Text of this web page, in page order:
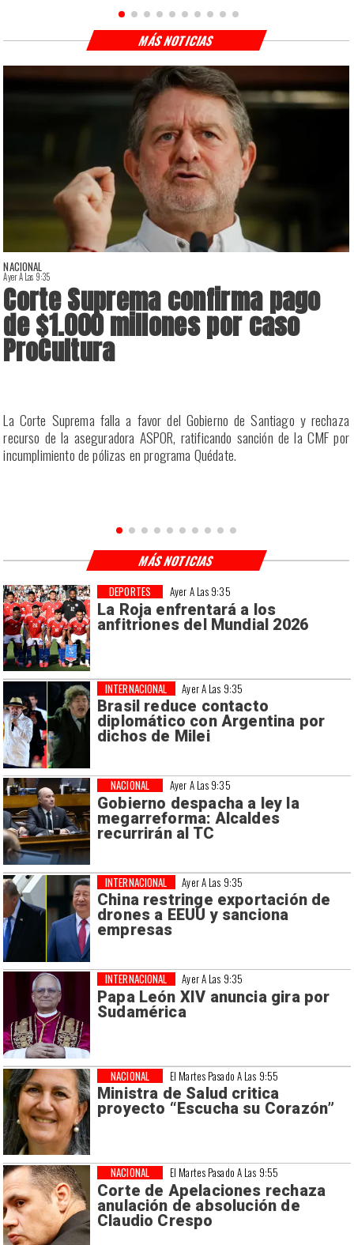
NACIONAL
Ayer A Las 9:35
Corte Suprema confirma pago
de $1.000 millones por caso
ProCultura
La Corte Suprema falla a favor del Gobierno de Santiago y rechaza
recurso de la aseguradora ASPOR, ratificando sanción de la CMF por
incumplimiento de pólizas en programa Quédate.
MÁS NOTICIAS
Ayer A Las 9:35
La Roja enfrentará a los
anfitriones del Mundial 2026
DEPORTES
Ayer A Las 9:35
Brasil reduce contacto
diplomático con Argentina por
dichos de Milei
INTERNACIONAL
Ayer A Las 9:35
Gobierno despacha a ley la
megarreforma: Alcaldes
recurrirán al TC
NACIONAL
Ayer A Las 9:35
China restringe exportación de
drones a EEUU y sanciona
empresas
INTERNACIONAL
Ayer A Las 9:35
Papa León XIV anuncia gira por
Sudamérica
INTERNACIONAL
El Martes Pasado A Las 9:55
Ministra de Salud critica
proyecto “Escucha su Corazón”
NACIONAL
El Martes Pasado A Las 9:55
Corte de Apelaciones rechaza
anulación de absolución de
Claudio Crespo
NACIONAL
MÁS NOTICIAS